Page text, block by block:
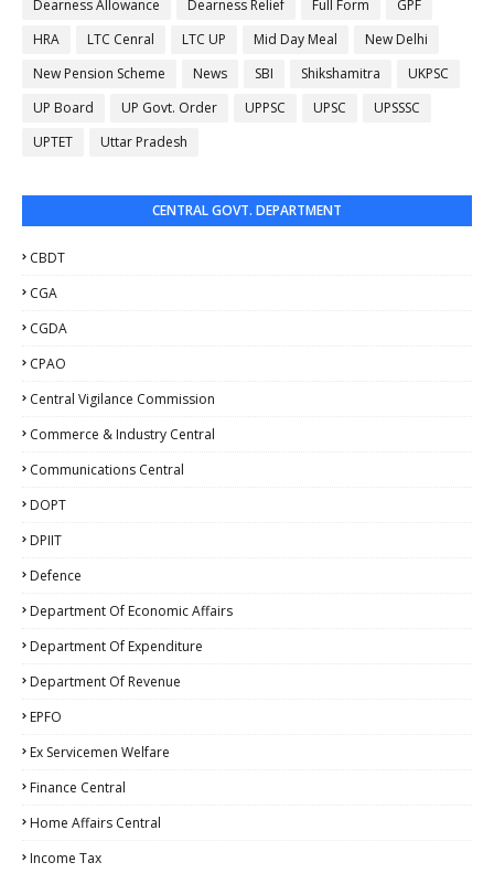
Dearness Allowance Dearness Relief Full Form
GPF
HRA
LTC Cenral LTC UP Mid Day Meal
New Delhi
New Pension Scheme
News SBI Shikshamitra
UKPSC
UP Board
UP Govt. Order UPPSC UPSC
UPSSSC
UPTET
Uttar Pradesh
CENTRAL GOVT. DEPARTMENT
CBDT
CGA
CGDA
CPAO
Central Vigilance Commission
Commerce & Industry Central
Communications Central
DOPT
DPIIT
Defence
Department Of Economic Affairs
Department Of Expenditure
Department Of Revenue
EPFO
Ex Servicemen Welfare
Finance Central
Home Affairs Central
Income Tax